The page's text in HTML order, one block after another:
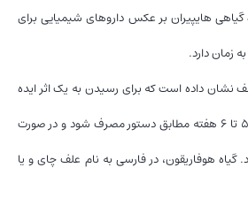
هایپیران بر عکس داروهای شیمیایی برای
زمان دارد.
نشان داده است که برای رسیدن به یک اثر ایده
آل باید دارو حداقل به مدت ۵ تا ۶ هفته مطابق دستور مصرف شود و در صورت
گیاه هوفاریقون، در فارسی به نام علف چای و یا